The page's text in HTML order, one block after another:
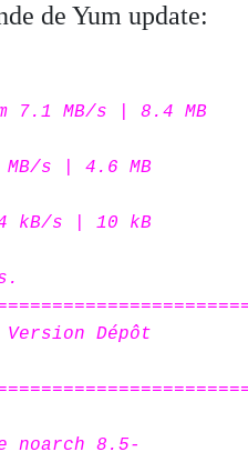
de Yum update:
7.1 MB/s | 8.4 MB
MB/s | 4.6 MB
kB/s | 10 kB
Dépôt
noarch 8.5-